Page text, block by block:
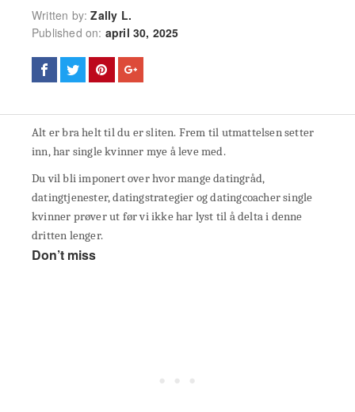
Written by:Zally L.
Published on: april 30, 2025
Alt er bra helt til du er sliten. Frem til utmattelsen setter
inn, har single kvinner mye å leve med.
Du vil bli imponert over hvor mange datingråd,
datingtjenester, datingstrategier og datingcoacher single
kvinner prøver ut før vi ikke har lyst til å delta i denne
dritten lenger.
Don’t miss